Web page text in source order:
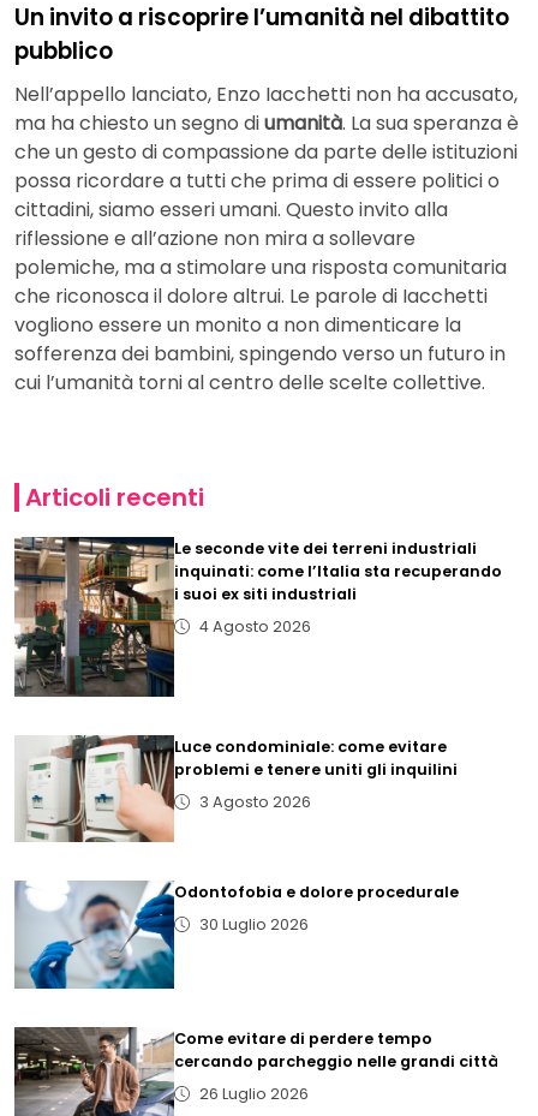
Un invito a riscoprire l’umanità nel dibattito
pubblico
Nell’appello lanciato, Enzo Iacchetti non ha accusato,
ma ha chiesto un segno diumanità. La sua speranza è
che un gesto di compassione da parte delle istituzioni
possa ricordare a tutti che prima di essere politici o
cittadini, siamo esseri umani. Questo invito alla
riflessione e all’azione non mira a sollevare
polemiche, ma a stimolare una risposta comunitaria
che riconosca il dolore altrui. Le parole di Iacchetti
vogliono essere un monito a non dimenticare la
sofferenza dei bambini, spingendo verso un futuro in
cui l’umanità torni al centro delle scelte collettive.
Articoli recenti
Le seconde vite dei terreni industriali
inquinati: come l’Italia sta recuperando
i suoi ex siti industriali
4 Agosto 2026
Luce condominiale: come evitare
problemi e tenere uniti gli inquilini
3 Agosto 2026
Odontofobia e dolore procedurale
30 Luglio 2026
Come evitare di perdere tempo
cercando parcheggio nelle grandi città
26 Luglio 2026